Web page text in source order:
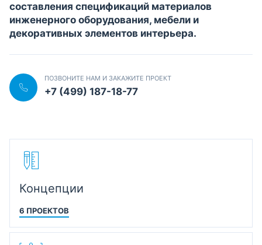
составления спецификаций материалов
инженерного оборудования, мебели и
декоративных элементов интерьера.
ПОЗВОНИТЕ НАМ И ЗАКАЖИТЕ ПРОЕКТ
+7 (499) 187-18-77
Концепции
6 ПРОЕКТОВ